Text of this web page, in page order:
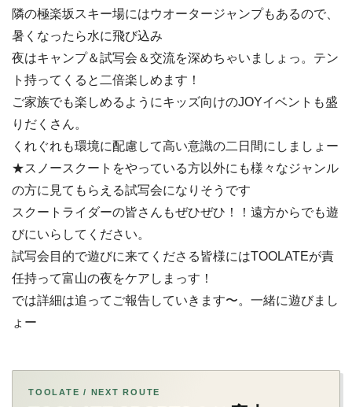
隣の極楽坂スキー場にはウオータージャンプもあるので、
暑くなったら水に飛び込み
夜はキャンプ＆試写会＆交流を深めちゃいましょっ。テン
ト持ってくると二倍楽しめます！
ご家族でも楽しめるようにキッズ向けのJOYイベントも盛
りだくさん。
くれぐれも環境に配慮して高い意識の二日間にしましょー
★スノースクートをやっている方以外にも様々なジャンル
の方に見てもらえる試写会になりそうです
スクートライダーの皆さんもぜひぜひ！！遠方からでも遊
びにいらしてください。
試写会目的で遊びに来てくださる皆様にはTOOLATEが責
任持って富山の夜をケアしまっす！
では詳細は追ってご報告していきます〜。一緒に遊びまし
ょー
TOOLATE / NEXT ROUTE